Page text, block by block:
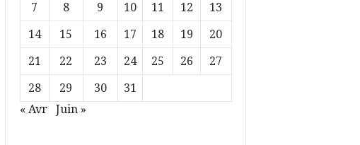
7
8 9 10 11 12
13
14
15 16 17 18 19
20
21
22 23 24 25 26
27
28
29 30
31
« Avr
Juin »